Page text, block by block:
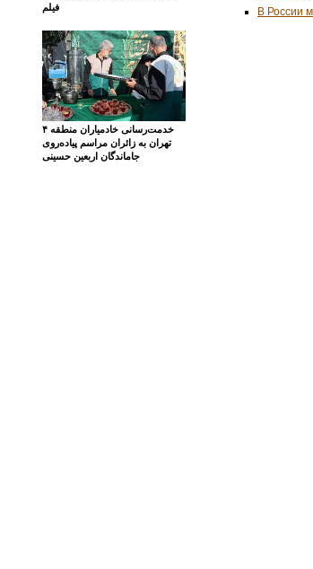
فیلم
خدمت‌رسانی خادمیاران منطقه ۴
تهران به زائران مراسم پیاده‌روی
جاماندگان اربعین حسینی
В России